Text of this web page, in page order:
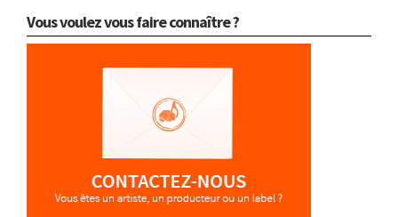
Vous voulez vous faire connaître ?